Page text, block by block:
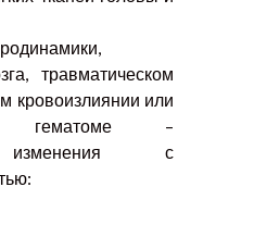
травматическом
кровоизлиянии или
гематоме –
изменения с